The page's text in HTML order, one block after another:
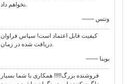
نخواهم داد.
—— ونتس
کیفیت قابل اعتماد است! سپاس فراوان
دریافت شده در زمان.
—— بوینا
فروشنده بزرگ!!!!! همکاری با شما بسیار